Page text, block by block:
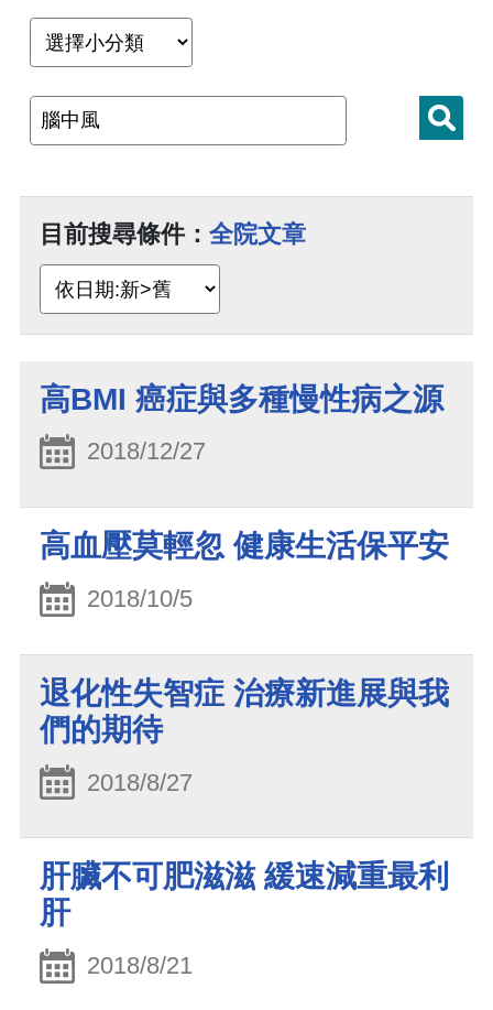
目前搜尋條件： 全院文章
高BMI 癌症與多種慢性病之源
2018/12/27
高血壓莫輕忽 健康生活保平安
2018/10/5
退化性失智症 治療新進展與我
們的期待
2018/8/27
肝臟不可肥滋滋 緩速減重最利
肝
2018/8/21